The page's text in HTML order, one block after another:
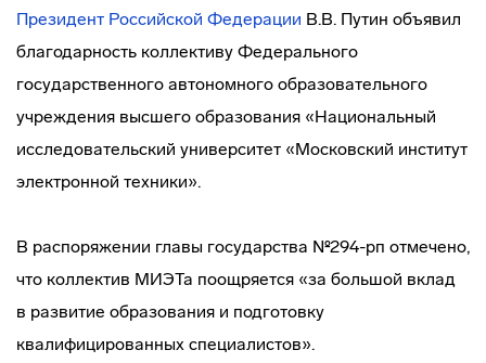
Президент Российской Федерации В.В. Путин объявил
благодарность коллективу Федерального
государственного автономного образовательного
учреждения высшего образования «Национальный
исследовательский университет «Московский институт
электронной техники».
В распоряжении главы государства №294-рп отмечено,
что коллектив МИЭТа поощряется «за большой вклад
в развитие образования и подготовку
квалифицированных специалистов».